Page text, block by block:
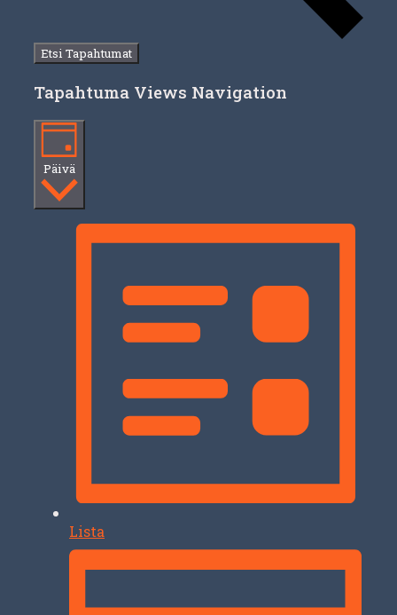
Etsi Tapahtumat
Tapahtuma Views Navigation
Päivä
Lista